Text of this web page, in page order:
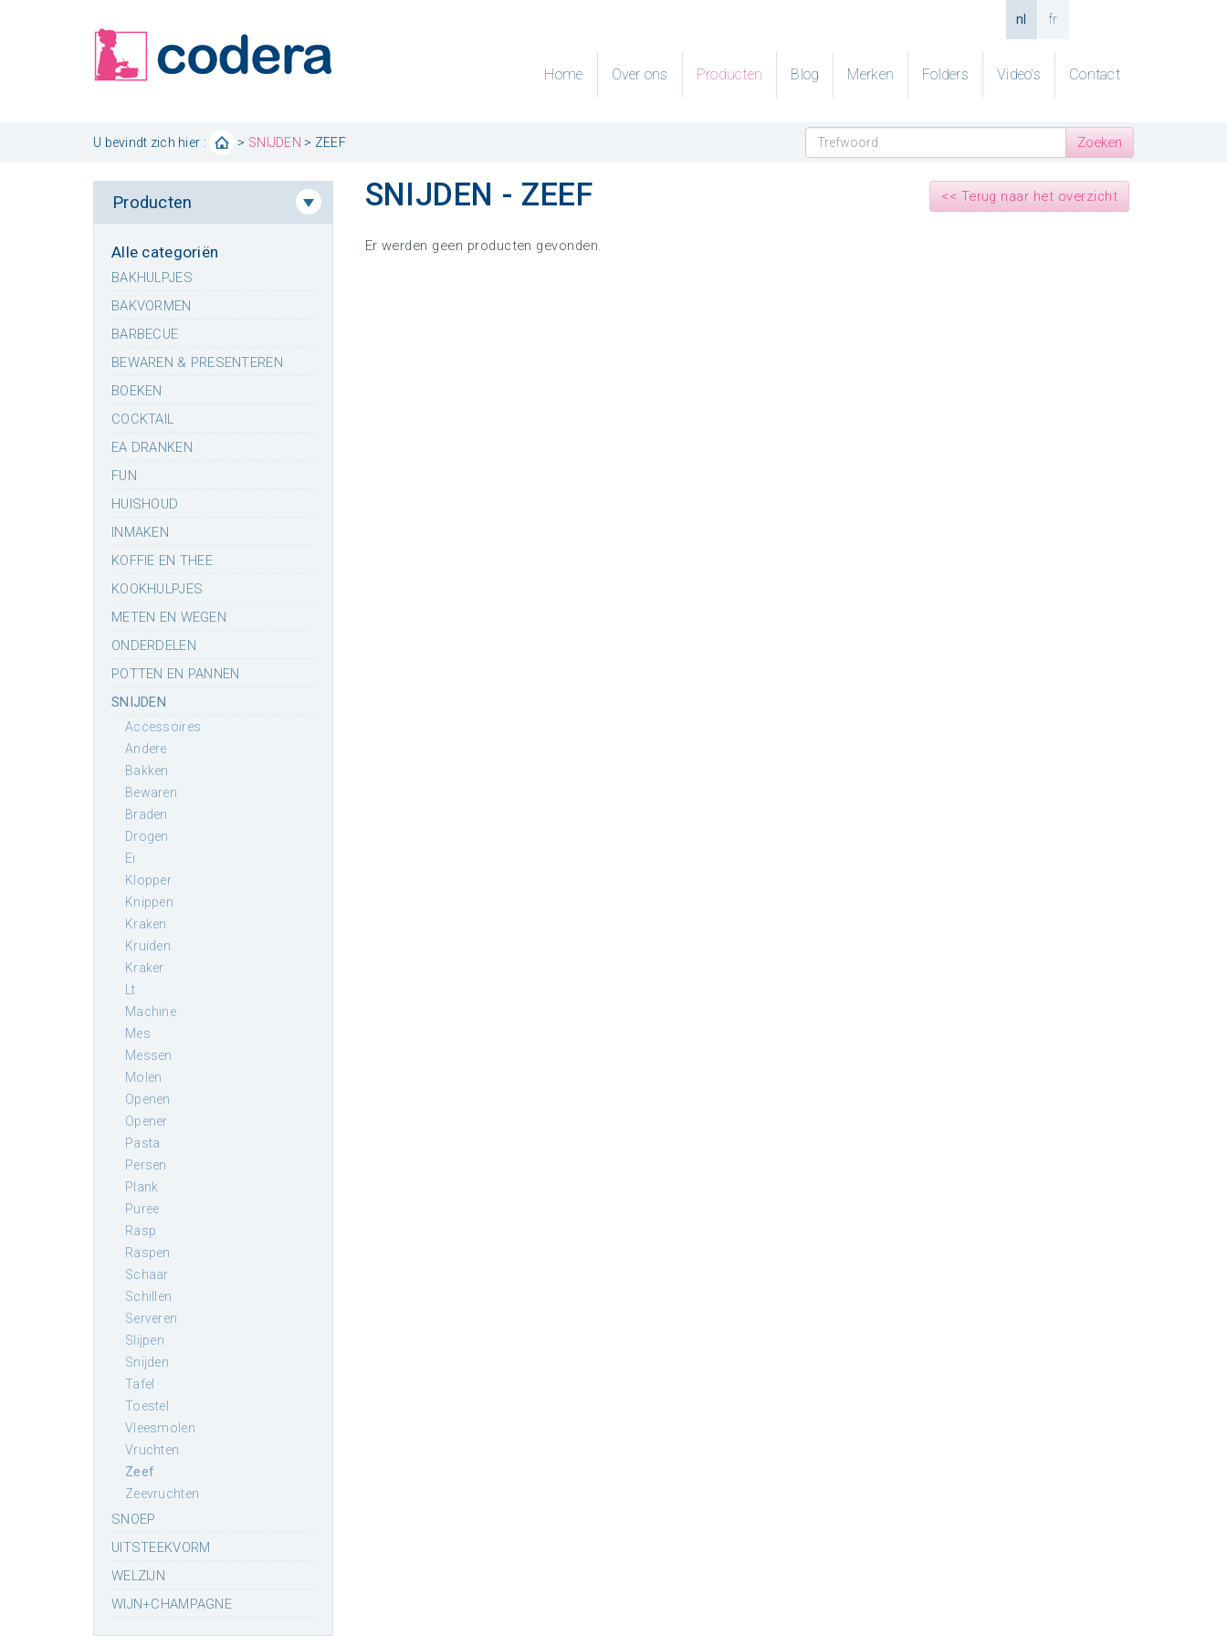
nl fr
Home Over ons Producten Blog Merken Folders Video's Contact
U bevindt zich hier : > SNIJDEN > ZEEF
Producten
Alle categoriën
BAKHULPJES
BAKVORMEN
BARBECUE
BEWAREN & PRESENTEREN
BOEKEN
COCKTAIL
EA DRANKEN
FUN
HUISHOUD
INMAKEN
KOFFIE EN THEE
KOOKHULPJES
METEN EN WEGEN
ONDERDELEN
POTTEN EN PANNEN
SNIJDEN
accessoires
andere
bakken
bewaren
braden
drogen
ei
klopper
knippen
kraken
kruiden
kraker
lt
machine
mes
messen
molen
openen
opener
pasta
persen
plank
puree
rasp
raspen
schaar
schillen
serveren
slijpen
snijden
tafel
toestel
vleesmolen
vruchten
zeef
zeevruchten
SNOEP
UITSTEEKVORM
WELZIJN
WIJN+CHAMPAGNE
<< Terug naar het overzicht
SNIJDEN - ZEEF
Er werden geen producten gevonden.